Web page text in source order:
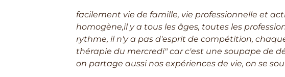
facilement vie de famille, vie professionnelle et
homogène,il y a tous les âges, toutes les
rythme, il n'y a pas d'esprit de compétition,
thérapie du mercredi" car c'est une soupape de
on partage aussi nos expériences de vie, on se